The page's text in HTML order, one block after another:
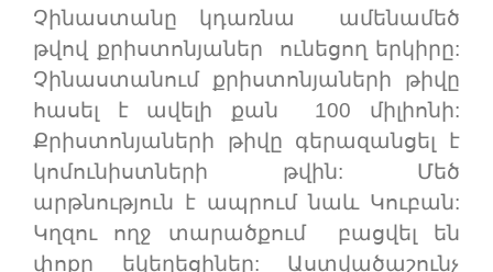
Չինաստանը կդառնա ամենամեծ
թվով քրիստոնյաներ ունեցող երկիրը:
Չինաստանում քրիստոնյաների թիվը
հասել է ավելի քան 100 միլիոնի:
Քրիստոնյաների թիվը գերազանցել է
կոմունիստների թվին: Մեծ
արթնություն է ապրում նաև Կուբան:
Կղզու ողջ տարածքում բացվել են
փոքր եկեղեցիներ: Աստվածաշունչ